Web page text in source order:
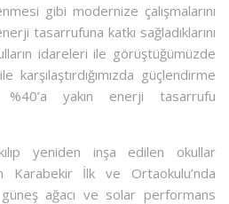
gibi modernize çalışmalarını
tasarrufuna katkı sağladıklarını
idareleri ile görüştüğümüzde
karşılaştırdığımızda güçlendirme
yakın enerji tasarrufu
yeniden inşa edilen okullar
Karabekir İlk ve Ortaokulu’nda
ağacı ve solar performans